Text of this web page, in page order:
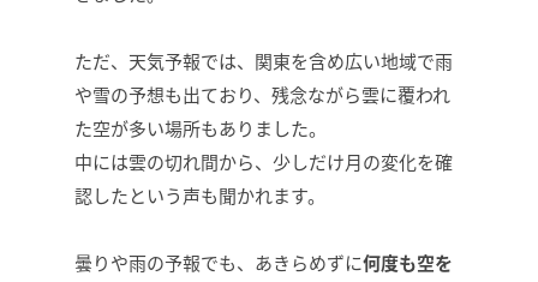
ただ、天気予報では、関東を含め広い地域で雨
や雪の予想も出ており、残念ながら雲に覆われ
た空が多い場所もありました。
中には雲の切れ間から、少しだけ月の変化を確
認したという声も聞かれます。
曇りや雨の予報でも、あきらめずに何度も空を